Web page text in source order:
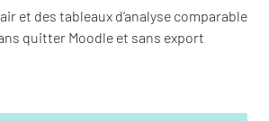
et des tableaux d’analyse comparable
quitter Moodle et sans export